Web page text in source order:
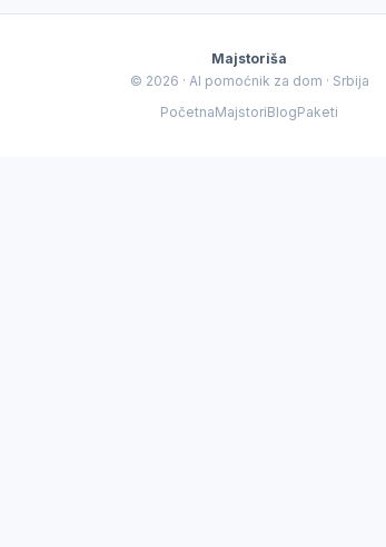
Majstoriša
© 2026 · AI pomoćnik za dom · Srbija
PočetnaMajstoriBlogPaketi